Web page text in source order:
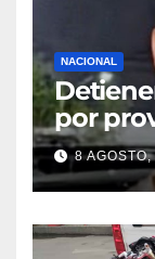
NACIONAL
por
adulto
8